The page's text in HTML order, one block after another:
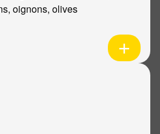
oignons, olives